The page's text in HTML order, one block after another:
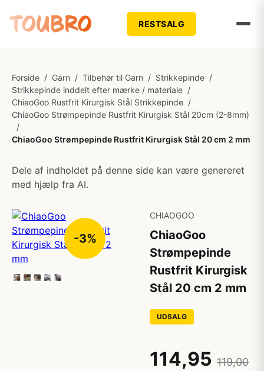
RESTSALG
Forside / Garn / Tilbehør til Garn / Strikkepinde /
Strikkepinde inddelt efter mærke / materiale /
ChiaoGoo Rustfrit Kirurgisk Stål Strikkepinde /
ChiaoGoo Strømpepinde Rustfrit Kirurgisk Stål 20cm (2-8mm)
/
ChiaoGoo Strømpepinde Rustfrit Kirurgisk Stål 20 cm 2 mm
Dele af indholdet på denne side kan være genereret
med hjælp fra AI.
-3%
CHIAOGOO
ChiaoGoo
Strømpepinde
Rustfrit Kirurgisk
Stål 20 cm 2 mm
UDSALG
114,95 119,00